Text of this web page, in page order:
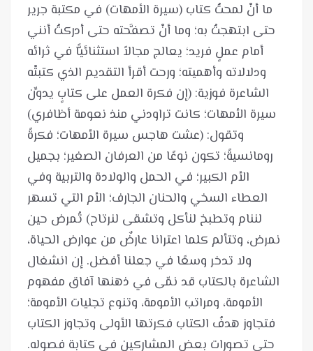
ما أنْ لمحتُ كتاب (سيرة الأمهات) في مكتبة جرير
حتى ابتهجتُ به؛ وما أنْ تصفَّحته حتى أدركتُ أنني
أمام عملٍ فريد؛ يعالج مجالاً استثنائيًّا في ثرائه
ودلالاته وأهميته؛ ورحت أقرأ التقديم الذي كتبتْه
الشاعرة فوزية: (إن فكرة العمل على كتابٍ يدوِّن
سيرة الأمهات؛ كانت تراودني منذ نعومة أظافري)
وتقول: (عشت هاجس سيرة الأمهات؛ فكرةً
رومانسيةً؛ تكون نوعًا من العرفان الصغير؛ بجميل
الأم الكبير؛ في الحمل والولادة والتربية وفي
العطاء السخي والحنان الجارف؛ الأم التي تسهر
لننام وتطبخ لنأكل وتشقى لنرتاح) تُمرض حين
نمرض، وتتألم كلما اعترانا عارضٌ من عوارض الحياة،
ولا تدخر وسعًا في جعلنا أفضل. إن انشغال
الشاعرة بالكتاب قد نمّى في ذهنها آفاق مفهوم
الأمومة، ومراتب الأمومة، وتنوع تجليات الأمومة؛
فتجاوز هدفُ الكتاب فكرتها الأولى وتجاوز الكتاب
حتى تصورات بعض المشاركين في كتابة فصوله.